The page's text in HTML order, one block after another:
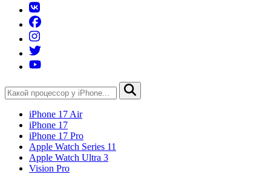
iPhone 17 Air
iPhone 17
iPhone 17 Pro
Apple Watch Series 11
Apple Watch Ultra 3
Vision Pro